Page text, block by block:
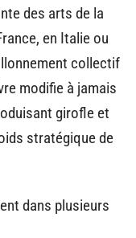
des arts de la
en Italie ou
collectif
modifie à jamais
girofle et
stratégique de
dans plusieurs